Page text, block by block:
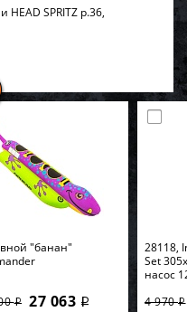
HEAD SPRITZ р.36,
"банан"
i 27 063 i
28118,
Set
насос
4 970i